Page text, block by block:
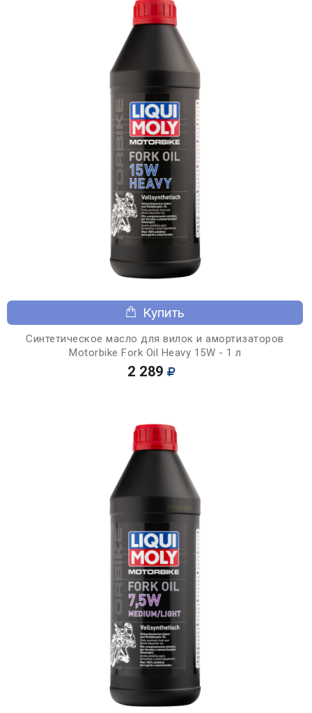
Купить
Синтетическое масло для вилок и амортизаторов
Motorbike Fork Oil Heavy 15W - 1 л
2 289